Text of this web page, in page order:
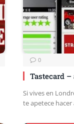
0
Tastecard –
Si vives en
te apetece hacer